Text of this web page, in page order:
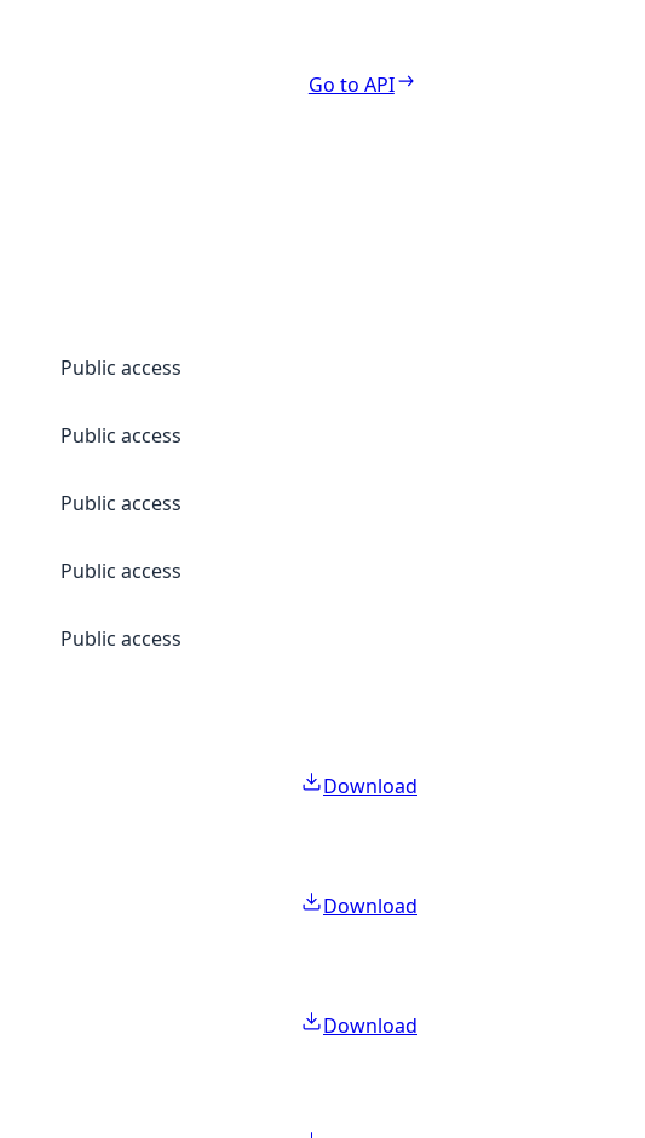
Go to API
Public access
Public access
Public access
Public access
Public access
Download
Download
Download